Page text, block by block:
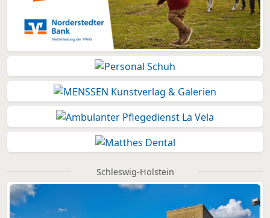
Schleswig-Holstein